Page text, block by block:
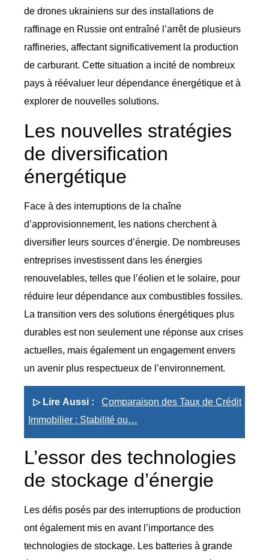
de drones ukrainiens sur des installations de
raffinage en Russie ont entraîné l’arrêt de plusieurs
raffineries, affectant significativement la production
de carburant. Cette situation a incité de nombreux
pays à réévaluer leur dépendance énergétique et à
explorer de nouvelles solutions.
Les nouvelles stratégies
de diversification
énergétique
Face à des interruptions de la chaîne
d’approvisionnement, les nations cherchent à
diversifier leurs sources d’énergie. De nombreuses
entreprises investissent dans les énergies
renouvelables, telles que l’éolien et le solaire, pour
réduire leur dépendance aux combustibles fossiles.
La transition vers des solutions énergétiques plus
durables est non seulement une réponse aux crises
actuelles, mais également un engagement envers
un avenir plus respectueux de l’environnement.
▷ Lire Aussi :
Comparaison des Taux de Crédit
Immobilier : Stabilité ou…
L’essor des technologies
de stockage d’énergie
Les défis posés par des interruptions de production
ont également mis en avant l’importance des
technologies de stockage. Les batteries à grande